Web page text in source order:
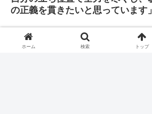
の正義を貫きたいと思っています」
ホーム 検索 トップ